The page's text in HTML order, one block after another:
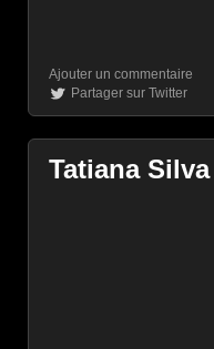
Ajouter un commentaire
Partager sur Twitter
Tatiana